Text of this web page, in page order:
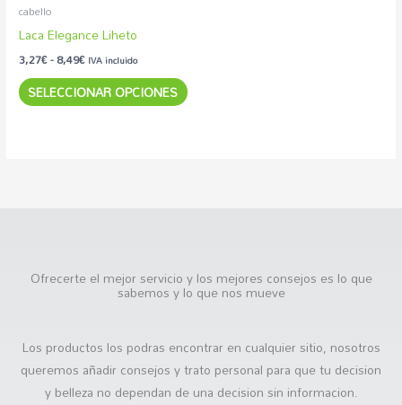
cabello
Laca Elegance Liheto
3,27€-8,49€ IVA incluido
SELECCIONAR OPCIONES
la
página
Ofrecerte el mejor servicio y los mejores consejos es lo que
sabemos y lo que nos mueve
Los productos los podras encontrar en cualquier sitio, nosotros
queremos añadir consejos y trato personal para que tu decision
y belleza no dependan de una decision sin informacion.